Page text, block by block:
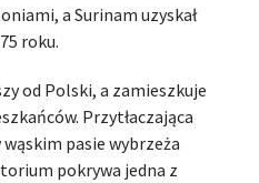
a Surinam uzyskał
roku.
od Polski, a zamieszkuje
Przytłaczająca
pasie wybrzeża
pokrywa jedna z